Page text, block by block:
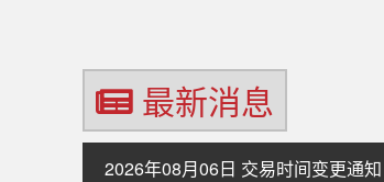
最新消息
2026年08月06日 交易时间变更通知